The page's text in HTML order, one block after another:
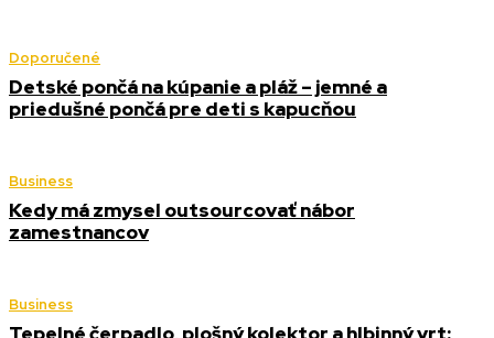
Doporučené
Detské pončá na kúpanie a pláž – jemné a
priedušné pončá pre deti s kapucňou
Business
Kedy má zmysel outsourcovať nábor
zamestnancov
Business